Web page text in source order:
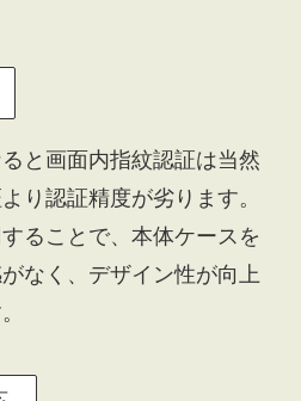
と画面内指紋認証は当然
り認証精度が劣ります。
ることで、本体ケースを
なく、デザイン性が向上